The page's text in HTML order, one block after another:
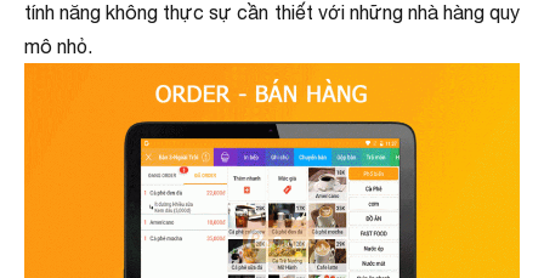
tính năng không thực sự cần thiết với những nhà hàng quy
mô nhỏ.